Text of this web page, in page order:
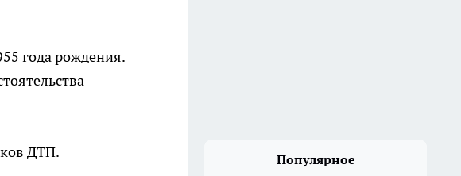
года рождения.
ДТП. Популярное